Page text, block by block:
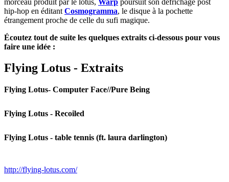
hip-hop en éditant Cosmogramma, le disque à la pochette
étrangement proche de celle du sufi magique.
Écoutez tout de suite les quelques extraits ci-dessous pour vous
faire une idée :
Flying Lotus - Extraits
Flying Lotus- Computer Face//Pure Being
Flying Lotus - Recoiled
Flying Lotus - table tennis (ft. laura darlington)
http://flying-lotus.com/